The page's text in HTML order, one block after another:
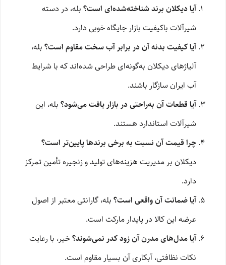
آیا دیکلان برند شناخته‌شده‌ای است؟ بله، در دسته
شیرآلات باکیفیت بازار جایگاه خوبی دارد.
آیا کیفیت بدنه آن در برابر آب سخت مقاوم است؟ بله،
آلیاژهای دیکلان به‌گونه‌ای طراحی شده‌اند که با شرایط
آب ایران سازگار باشند.
آیا قطعات آن به‌راحتی در بازار یافت می‌شود؟ بله، این
شیرآلات استاندارد هستند.
چرا قیمت آن نسبت به برخی برندها پایین‌تر است؟
دیکلان بر مدیریت هزینه‌های تولید و زنجیره تأمین تمرکز
دارد.
آیا ضمانت آن واقعی است؟ بله، گارانتی معتبر از اصول
عرضه این کالا در پایدار مارکت است.
آیا مدل‌های مدرن آن زود کدر نمی‌شوند؟خیر، با رعایت
نکات نظافتی، آبکاری آن بسیار مقاوم است.